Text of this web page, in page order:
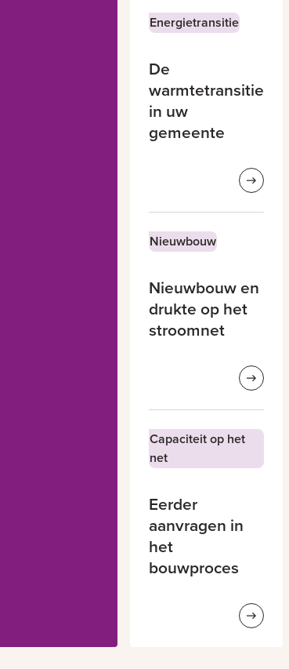
Energietransitie
De
warmtetransitie
in uw
gemeente
Nieuwbouw
Nieuwbouw en
drukte op het
stroomnet
Capaciteit op het
net
Eerder
aanvragen in
het
bouwproces